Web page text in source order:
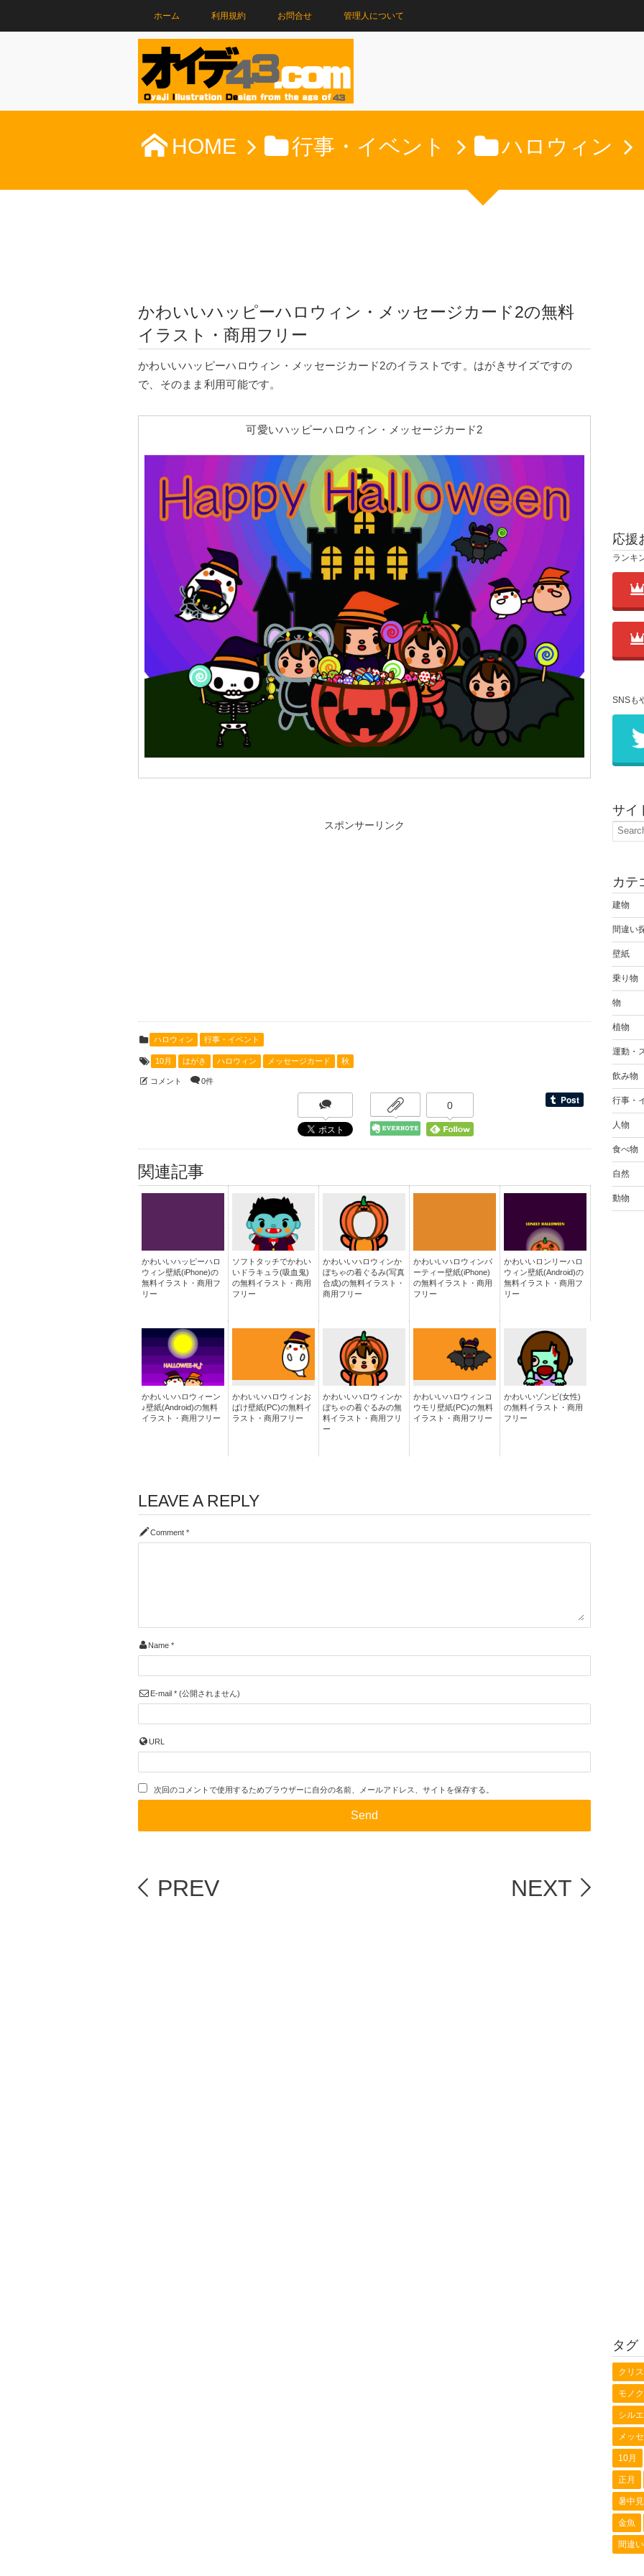
ホーム 利用規約 お問合せ 管理人について
HOME 行事・イベント ハロウィン
かわいいハッピーハロウィン・メッセージカード2の無料
イラスト・商用フリー
かわいいハッピーハロウィン・メッセージカード2のイラストです。はがきサイズですの
で、そのまま利用可能です。
可愛いハッピーハロウィン・メッセージカード2
スポンサーリンク
ハロウィン 行事・イベント
10月 はがき ハロウィン メッセージカード 秋
コメント 0件
0
関連記事
かわいいハッピーハロ
ウィン壁紙(iPhone)の
無料イラスト・商用フ
リー
ソフトタッチでかわい
いドラキュラ(吸血鬼)
の無料イラスト・商用
フリー
かわいいハロウィンか
ぼちゃの着ぐるみ(写真
合成)の無料イラスト・
商用フリー
かわいいハロウィンパ
ーティー壁紙(iPhone)
の無料イラスト・商用
フリー
かわいいロンリーハロ
ウィン壁紙(Android)の
無料イラスト・商用フ
リー
かわいいハロウィーン
♪壁紙(Android)の無料
イラスト・商用フリー
かわいいハロウィンお
ばけ壁紙(PC)の無料イ
ラスト・商用フリー
かわいいハロウィンか
ぼちゃの着ぐるみの無
料イラスト・商用フリ
ー
かわいいハロウィンコ
ウモリ壁紙(PC)の無料
イラスト・商用フリー
かわいいゾンビ(女性)
の無料イラスト・商用
フリー
LEAVE A REPLY
Comment *
Name *
E-mail *(公開されません)
URL
次回のコメントで使用するためブラウザーに自分の名前、メールアドレス、サイトを保存する。
PREV NEXT
応援
ランキ
SNSも
サイ
カテ
建物
間違い
壁紙
乗り物
物
植物
運動・
飲み物
行事・
人物
食べ物
自然
動物
タグ
クリ
モノ
シル
メッ
10月
正月
暑中
金魚
間違